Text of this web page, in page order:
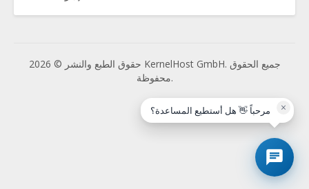
حقوق الطبع والنشر © 2026 KernelHost GmbH. جميع الحقوق
محفوظة.
× مرحباً 👋 هل أستطيع المساعدة؟